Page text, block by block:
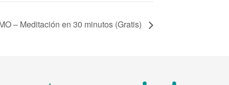
– Meditación en 30 minutos (Gratis)